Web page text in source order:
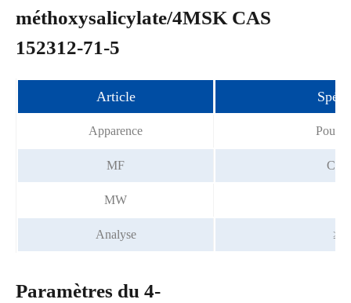
méthoxysalicylate/4MSK CAS
152312-71-5
Article
Apparence
MF
MW
Analyse ≥
Paramètres du 4-